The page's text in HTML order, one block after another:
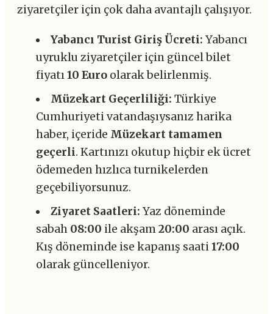
ziyaretçiler için çok daha avantajlı çalışıyor.
Yabancı Turist Giriş Ücreti: Yabancı
uyruklu ziyaretçiler için güncel bilet
fiyatı10 Euroolarak belirlenmiş.
Müzekart Geçerliliği: Türkiye
Cumhuriyeti vatandaşıysanız harika
haber, içeride Müzekart tamamen
geçerli. Kartınızı okutup hiçbir ek ücret
ödemeden hızlıca turnikelerden
geçebiliyorsunuz.
Ziyaret Saatleri: Yaz döneminde
sabah 08:00 ile akşam20:00 arası açık.
Kış döneminde ise kapanış saati17:00
olarak güncelleniyor.